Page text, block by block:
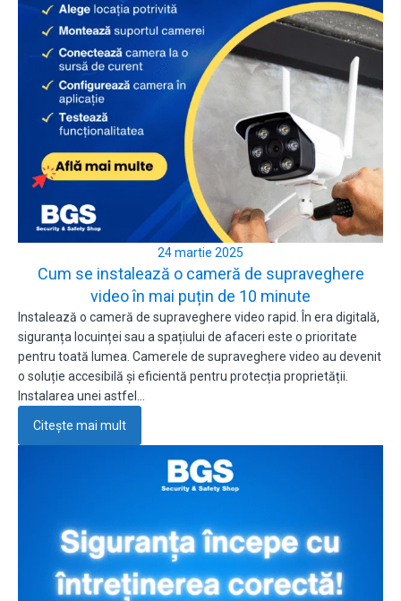
24 martie 2025
Cum se instalează o cameră de supraveghere
video în mai puțin de 10 minute
Instalează o cameră de supraveghere video rapid. În era digitală,
siguranța locuinței sau a spațiului de afaceri este o prioritate
pentru toată lumea. Camerele de supraveghere video au devenit
o soluție accesibilă și eficientă pentru protecția proprietății.
Instalarea unei astfel…
Citește mai mult